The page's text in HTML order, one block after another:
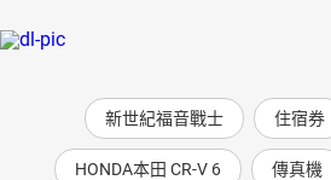
新世紀福音戰士 住宿券
HONDA本田 CR-V 6 傳真機